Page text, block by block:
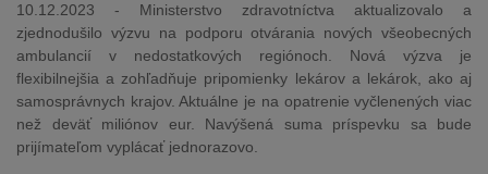
10.12.2023 - Ministerstvo zdravotníctva aktualizovalo a
zjednodušilo výzvu na podporu otvárania nových všeobecných
ambulancií v nedostatkových regiónoch. Nová výzva je
flexibilnejšia a zohľadňuje pripomienky lekárov a lekárok, ako aj
samosprávnych krajov. Aktuálne je na opatrenie vyčlenených viac
než deväť miliónov eur. Navýšená suma príspevku sa bude
prijímateľom vyplácať jednorazovo.